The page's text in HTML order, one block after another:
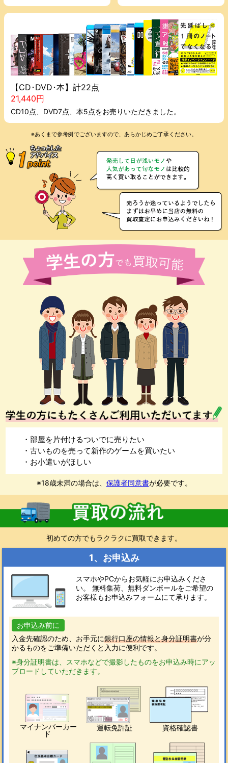
【CD･DVD･本】計22点
21,440円
CD10点、DVD7点、本5点をお売りいただきました。
※あくまで参考例でございますので、あらかじめご了承ください。
・部屋を片付けるついでに売りたい
・古いものを売って新作のゲームを買いたい
・お小遣いがほしい
※18歳未満の場合は、 保護者同意書が必要です。
初めての方でもラクラクに買取できます。
1、お申込み
スマホやPCからお気軽にお申込みくださ
い。 無料集荷、無料ダンボールをご希望の
お客様もお申込みフォームにて承ります。
お申込み前に
入金先確認のため、お手元に銀行口座の情報と身分証明書が分
かるものをご準備いただくと入力に便利です。
※身分証明書は、スマホなどで撮影したものをお申込み時にアッ
プロードしていただきます。
マイナンバーカー
ド
運転免許証 資格確認書